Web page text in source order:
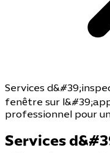
Services
fenêtre sur
professionnel pour
Services